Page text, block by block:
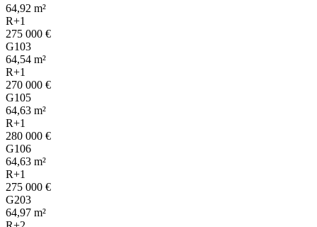
64,92 m²
R+1
275 000 €
G103
64,54 m²
R+1
270 000 €
G105
64,63 m²
R+1
280 000 €
G106
64,63 m²
R+1
275 000 €
G203
64,97 m²